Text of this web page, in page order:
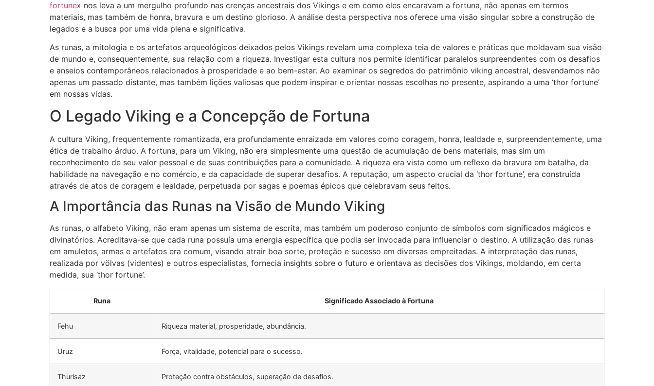
fortune» nos leva a um mergulho profundo nas crenças ancestrais dos Vikings e em como eles encaravam a fortuna, não apenas em termos
materiais, mas também de honra, bravura e um destino glorioso. A análise desta perspectiva nos oferece uma visão singular sobre a construção de
legados e a busca por uma vida plena e significativa.
As runas, a mitologia e os artefatos arqueológicos deixados pelos Vikings revelam uma complexa teia de valores e práticas que moldavam sua visão
de mundo e, consequentemente, sua relação com a riqueza. Investigar esta cultura nos permite identificar paralelos surpreendentes com os desafios
e anseios contemporâneos relacionados à prosperidade e ao bem-estar. Ao examinar os segredos do patrimônio viking ancestral, desvendamos não
apenas um passado distante, mas também lições valiosas que podem inspirar e orientar nossas escolhas no presente, aspirando a uma ‘thor fortune’
em nossas vidas.
O Legado Viking e a Concepção de Fortuna
A cultura Viking, frequentemente romantizada, era profundamente enraizada em valores como coragem, honra, lealdade e, surpreendentemente, uma
ética de trabalho árduo. A fortuna, para um Viking, não era simplesmente uma questão de acumulação de bens materiais, mas sim um
reconhecimento de seu valor pessoal e de suas contribuições para a comunidade. A riqueza era vista como um reflexo da bravura em batalha, da
habilidade na navegação e no comércio, e da capacidade de superar desafios. A reputação, um aspecto crucial da ‘thor fortune’, era construída
através de atos de coragem e lealdade, perpetuada por sagas e poemas épicos que celebravam seus feitos.
A Importância das Runas na Visão de Mundo Viking
As runas, o alfabeto Viking, não eram apenas um sistema de escrita, mas também um poderoso conjunto de símbolos com significados mágicos e
divinatórios. Acreditava-se que cada runa possuía uma energia específica que podia ser invocada para influenciar o destino. A utilização das runas
em amuletos, armas e artefatos era comum, visando atrair boa sorte, proteção e sucesso em diversas empreitadas. A interpretação das runas,
realizada por völvas (videntes) e outros especialistas, fornecia insights sobre o futuro e orientava as decisões dos Vikings, moldando, em certa
medida, sua ‘thor fortune’.
Runa Significado Associado à Fortuna
Fehu Riqueza material, prosperidade, abundância.
Uruz Força, vitalidade, potencial para o sucesso.
Thurisaz Proteção contra obstáculos, superação de desafios.